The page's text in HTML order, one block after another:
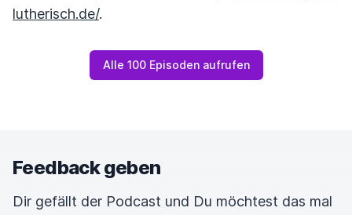
lutherisch.de/.
Alle 100 Episoden aufrufen
Feedback geben
Dir gefällt der Podcast und Du möchtest das mal